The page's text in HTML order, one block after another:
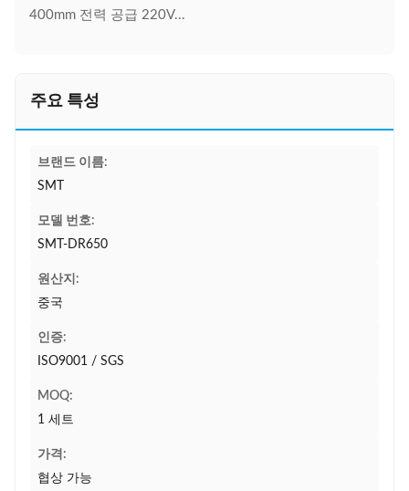
400mm 전력 공급 220V...
주요 특성
브랜드 이름:
SMT
모델 번호:
SMT-DR650
원산지:
중국
인증:
ISO9001 / SGS
MOQ:
1 세트
가격:
협상 가능